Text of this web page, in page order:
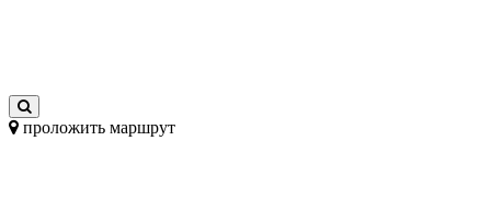
проложить маршрут